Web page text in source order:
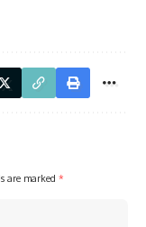
are marked *